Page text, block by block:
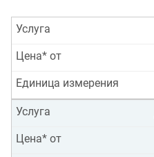
Услуга
Цена* от
Единица измерения
Услуга
Цена* от